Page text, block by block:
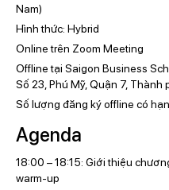
Nam)
Hình thức: Hybrid
Online trên Zoom Meeting
Offline tại Saigon Business
Số 23, Phú Mỹ, Quận 7, Thành
Số lượng đăng ký offline có hạn
Agenda
18:00 – 18:15: Giới thiệu
warm-up